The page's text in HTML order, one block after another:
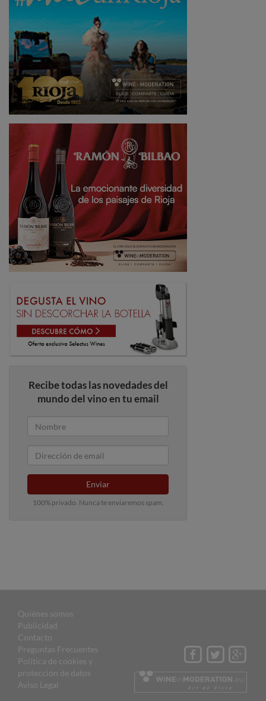
Recibe todas las novedades del
mundo del vino en tu email
Enviar
100% privado. Nunca te enviaremos spam.
Quiénes somos
Publicidad
Contacto
Preguntas Frecuentes
Política de cookies y
protección de datos
Aviso Legal